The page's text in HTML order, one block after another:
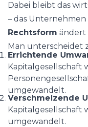
Dabei bleibt das
– das
Rechtsform ändert
Man unterscheidet
Errichtende
Kapitalgesellschaft
umgewandelt.
Verschmelzende
Kapitalgesellschaft
umgewandelt.